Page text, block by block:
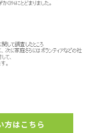
方はこちら